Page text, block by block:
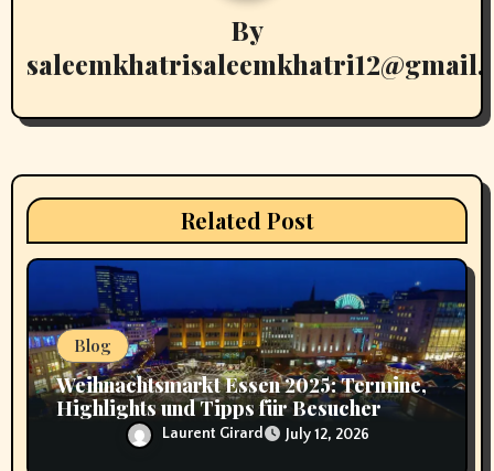
g
t
i
o
n
By
Related Post
Blog
Weihnachtsmarkt Essen 2025: Termine,
Highlights und Tipps für Besucher
Laurent Girard July 12, 2026